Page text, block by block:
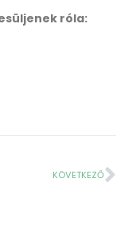
róla:
KÖVETKEZŐ